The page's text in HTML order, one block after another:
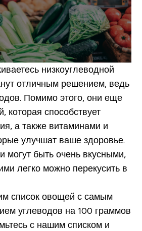
низкоуглеводной
отличным решением, ведь
Помимо этого, они еще
которая способствует
а также витаминами и
улучшат ваше здоровье.
могут быть очень вкусными,
легко можно перекусить в
список овощей с самым
углеводов на 100 граммов
с нашим списком и